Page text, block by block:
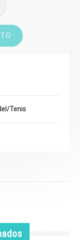
Tenis